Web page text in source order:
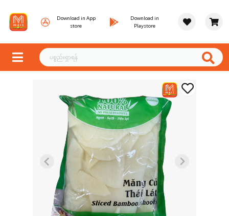
Download in App
store
Download in
Playstore